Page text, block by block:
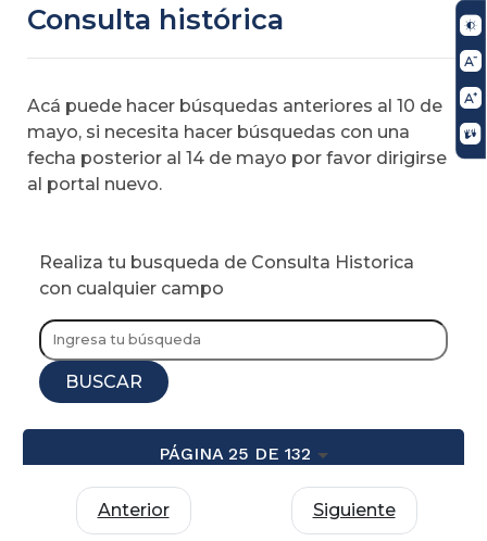
Consulta histórica
Acá puede hacer búsquedas anteriores al 10 de
mayo, si necesita hacer búsquedas con una
fecha posterior al 14 de mayo por favor dirigirse
al portal nuevo.
Realiza tu busqueda de Consulta Historica
con cualquier campo
BUSCAR
PÁGINA 25 DE 132
Anterior Siguiente